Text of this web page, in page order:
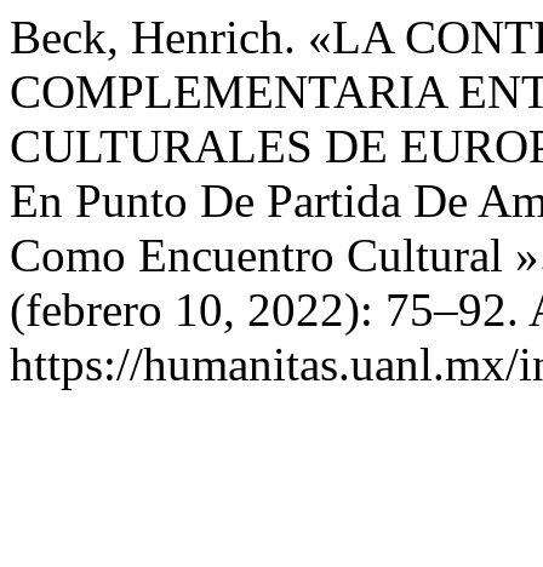
Beck, Henrich. «LA
COMPLEMENTARIA
CULTURALES DE
En Punto De Partida De
Como Encuentro Cultural
(febrero 10, 2022): 75–92.
https://